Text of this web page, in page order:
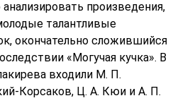
произведения,
талантливые
окончательно сложившийся
«Могучая кучка». В
входили М. П.
Корсаков, Ц. А. Кюи и А. П.